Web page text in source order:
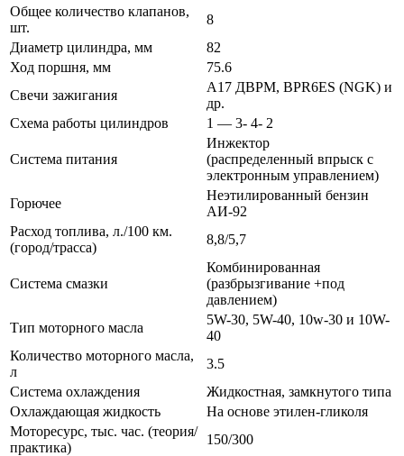
Общее количество клапанов,
шт.
8
Диаметр цилиндра, мм
82
Ход поршня, мм
75.6
Свечи зажигания
А17 ДВРМ, BPR6ES (NGK) и
др.
Схема работы цилиндров
1 — 3- 4- 2
Система питания
Инжектор
(распределенный впрыск с
электронным управлением)
Горючее
Неэтилированный бензин
АИ-92
Расход топлива, л./100 км.
(город/трасса)
8,8/5,7
Система смазки
Комбинированная
(разбрызгивание +под
давлением)
Тип моторного масла
5W-30, 5W-40, 10w-30 и 10W-
40
Количество моторного масла,
л
3.5
Система охлаждения
Жидкостная, замкнутого типа
Охлаждающая жидкость
На основе этилен-гликоля
Моторесурс, тыс. час. (теория/
практика)
150/300